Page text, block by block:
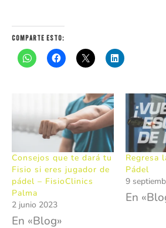
Comparte esto:
Consejos que te dará tu
Fisio si eres jugador de
pádel – FisioClinics
Palma
2 junio 2023
En «Blog»
Regresa
Pádel
9
En